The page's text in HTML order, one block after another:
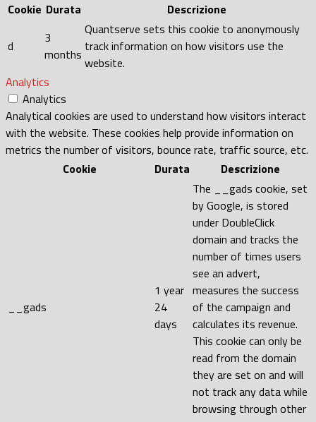
Cookie Durata Descrizione
d
3
months
Quantserve sets this cookie to anonymously
track information on how visitors use the
website.
Analytics
Analytics
Analytical cookies are used to understand how visitors interact
with the website. These cookies help provide information on
metrics the number of visitors, bounce rate, traffic source, etc.
Cookie
Durata Descrizione
__gads
1 year
24
days
The __gads cookie, set
by Google, is stored
under DoubleClick
domain and tracks the
number of times users
see an advert,
measures the success
of the campaign and
calculates its revenue.
This cookie can only be
read from the domain
they are set on and will
not track any data while
browsing through other